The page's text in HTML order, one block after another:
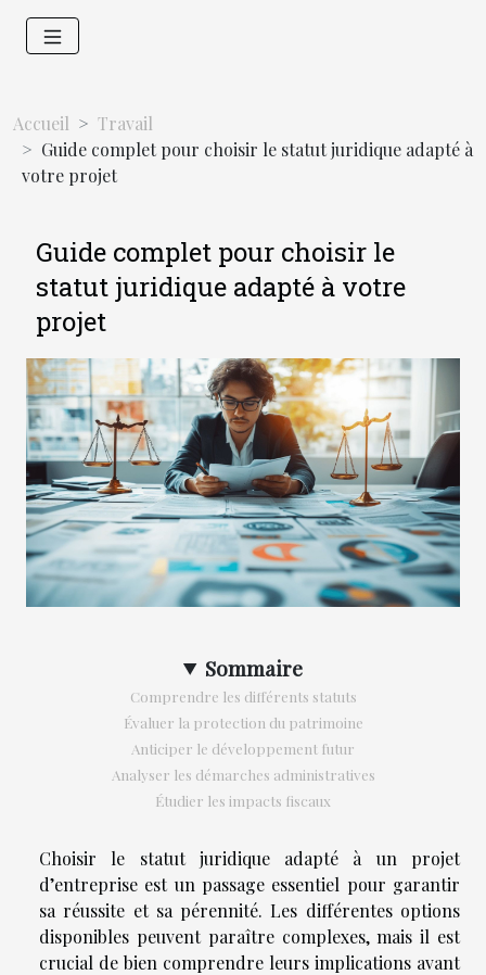
Accueil
Travail
Guide complet pour choisir le statut juridique adapté à
votre projet
Guide complet pour choisir le
statut juridique adapté à votre
projet
Sommaire
Comprendre les différents statuts
Évaluer la protection du patrimoine
Anticiper le développement futur
Analyser les démarches administratives
Étudier les impacts fiscaux
Choisir le statut juridique adapté à un projet
d’entreprise est un passage essentiel pour garantir
sa réussite et sa pérennité. Les différentes options
disponibles peuvent paraître complexes, mais il est
crucial de bien comprendre leurs implications avant